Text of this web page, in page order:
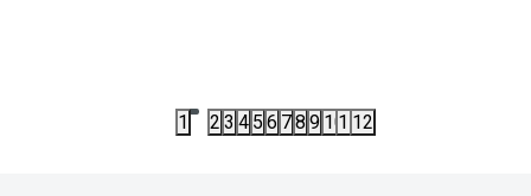
1 2 3 4 5 6 78 9 101112